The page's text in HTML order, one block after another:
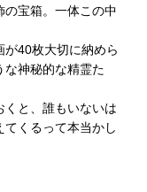
の宝箱。一体この中
40枚大切に納めら
な神秘的な精霊た
くと、誰もいないは
くるって本当かし